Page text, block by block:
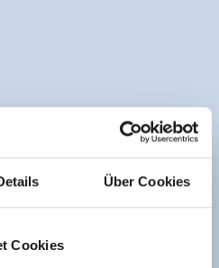
Über Cookies
Cookies